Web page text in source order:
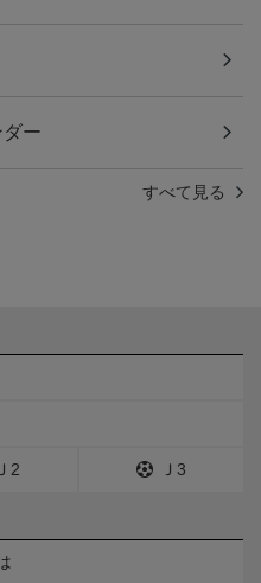
ー
すべて見る
Ｊ2 Ｊ3